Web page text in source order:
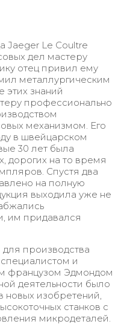
Jaeger Le Coultre
дел мастеру
отец привил ему
металлургическим
этих знаний
профессионально
механизмом. Его
в швейцарском
30 лет была
дорогих на то время
Спустя два
на полную
выходила уже не
им придавался
производства
и
французом Эдмондом
деятельности было
новых изобретений,
станков с
микродеталей.